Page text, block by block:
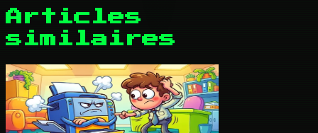
Articles
similaires